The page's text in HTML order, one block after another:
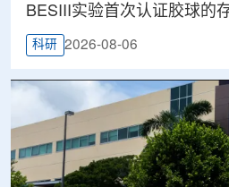
BESIII实验首次认证胶球的
科研 2026-08-06